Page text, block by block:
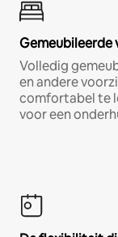
Gemeubileerde
Volledig
en andere
comfortabel te
voor een